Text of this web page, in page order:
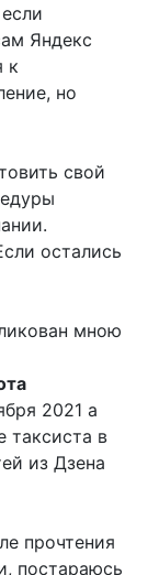
Яндекс
к
но
свой
остались
мною
2021 а
таксиста в
из Дзена
прочтения
постараюсь